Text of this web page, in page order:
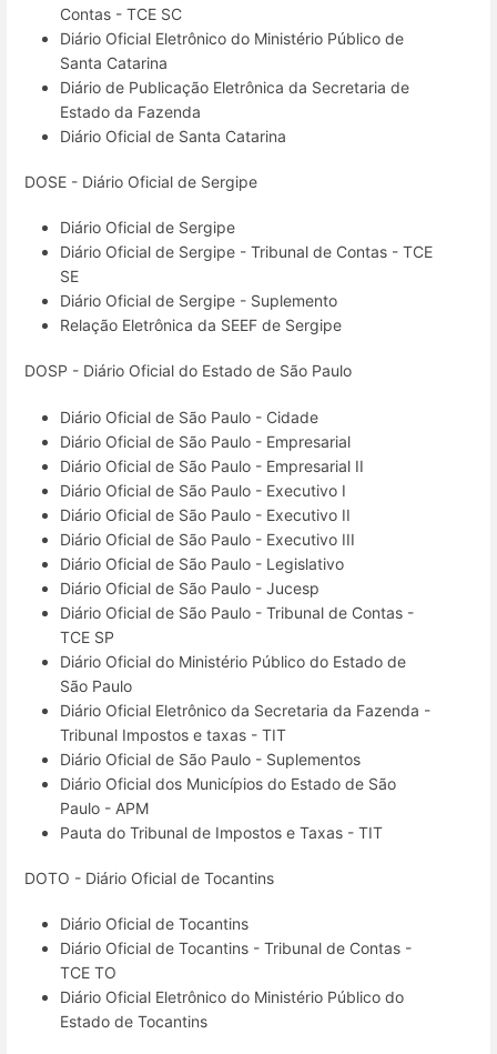
Contas - TCE SC
Diário Oficial Eletrônico do Ministério Público de
Santa Catarina
Diário de Publicação Eletrônica da Secretaria de
Estado da Fazenda
Diário Oficial de Santa Catarina
DOSE - Diário Oficial de Sergipe
Diário Oficial de Sergipe
Diário Oficial de Sergipe - Tribunal de Contas - TCE
SE
Diário Oficial de Sergipe - Suplemento
Relação Eletrônica da SEEF de Sergipe
DOSP - Diário Oficial do Estado de São Paulo
Diário Oficial de São Paulo - Cidade
Diário Oficial de São Paulo - Empresarial
Diário Oficial de São Paulo - Empresarial II
Diário Oficial de São Paulo - Executivo I
Diário Oficial de São Paulo - Executivo II
Diário Oficial de São Paulo - Executivo III
Diário Oficial de São Paulo - Legislativo
Diário Oficial de São Paulo - Jucesp
Diário Oficial de São Paulo - Tribunal de Contas -
TCE SP
Diário Oficial do Ministério Público do Estado de
São Paulo
Diário Oficial Eletrônico da Secretaria da Fazenda -
Tribunal Impostos e taxas - TIT
Diário Oficial de São Paulo - Suplementos
Diário Oficial dos Municípios do Estado de São
Paulo - APM
Pauta do Tribunal de Impostos e Taxas - TIT
DOTO - Diário Oficial de Tocantins
Diário Oficial de Tocantins
Diário Oficial de Tocantins - Tribunal de Contas -
TCE TO
Diário Oficial Eletrônico do Ministério Público do
Estado de Tocantins